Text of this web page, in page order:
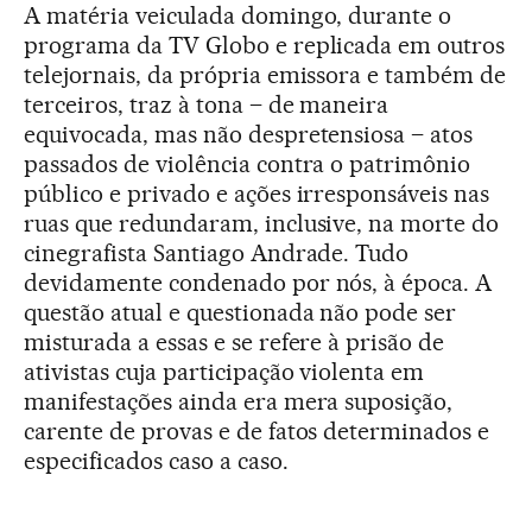
A matéria veiculada domingo, durante o
programa da TV Globo e replicada em outros
telejornais, da própria emissora e também de
terceiros, traz à tona – de maneira
equivocada, mas não despretensiosa – atos
passados de violência contra o patrimônio
público e privado e ações irresponsáveis nas
ruas que redundaram, inclusive, na morte do
cinegrafista Santiago Andrade. Tudo
devidamente condenado por nós, à época. A
questão atual e questionada não pode ser
misturada a essas e se refere à prisão de
ativistas cuja participação violenta em
manifestações ainda era mera suposição,
carente de provas e de fatos determinados e
especificados caso a caso.